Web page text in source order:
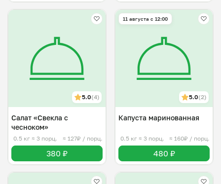
5.0(4)
Салат «Свекла с
чесноком»
0.5 кг ≈ 3 порц. ≈ 127₽ / порц.
380 ₽
11 августа с 12:00
5.0(2)
Капуста маринованная
0.5 кг ≈ 3 порц. ≈ 160₽ / порц.
480 ₽